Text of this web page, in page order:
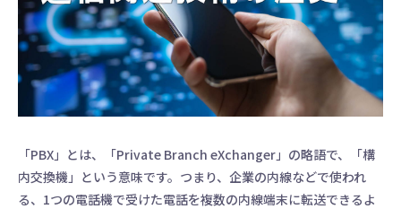
「PBX」とは、「Private Branch eXchanger」の略語で、「構
内交換機」という意味です。つまり、企業の内線などで使われ
る、1つの電話機で受けた電話を複数の内線端末に転送できるよ